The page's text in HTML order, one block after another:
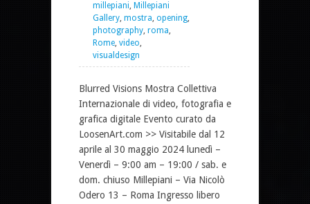
millepiani, Millepiani
Gallery, mostra, opening,
photography, roma,
Rome, video,
visualdesign
Blurred Visions Mostra Collettiva
Internazionale di video, fotografia e
grafica digitale Evento curato da
LoosenArt.com >> Visitabile dal 12
aprile al 30 maggio 2024 lunedì –
Venerdì – 9:00 am – 19:00 / sab. e
dom. chiuso Millepiani – Via Nicolò
Odero 13 – Roma Ingresso libero